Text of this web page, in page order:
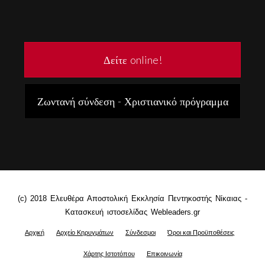
Δείτε online!
Ζωντανή σύνδεση - Χριστιανικό πρόγραμμα
(c) 2018 Ελευθέρα Αποστολική Εκκλησία Πεντηκοστής Νίκαιας -
Κατασκευή ιστοσελίδας Webleaders.gr
Αρχική Αρχείο Κηρυγμάτων Σύνδεσμοι Όροι και Προϋποθέσεις
Χάρτης Ιστοτόπου Επικοινωνία